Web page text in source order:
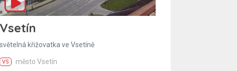
Vsetín
světelná křižovatka ve Vsetíně
VS město Vsetín